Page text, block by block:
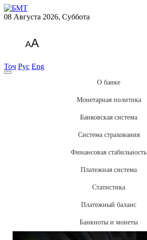
08 Августа 2026, Суббота
AA
Тоҷ Рус Eng
О банке
Монетарная политика
Банковская система
Система страхования
Финансовая стабильность
Платежная система
Статистика
Платежный баланс
Банкноты и монеты